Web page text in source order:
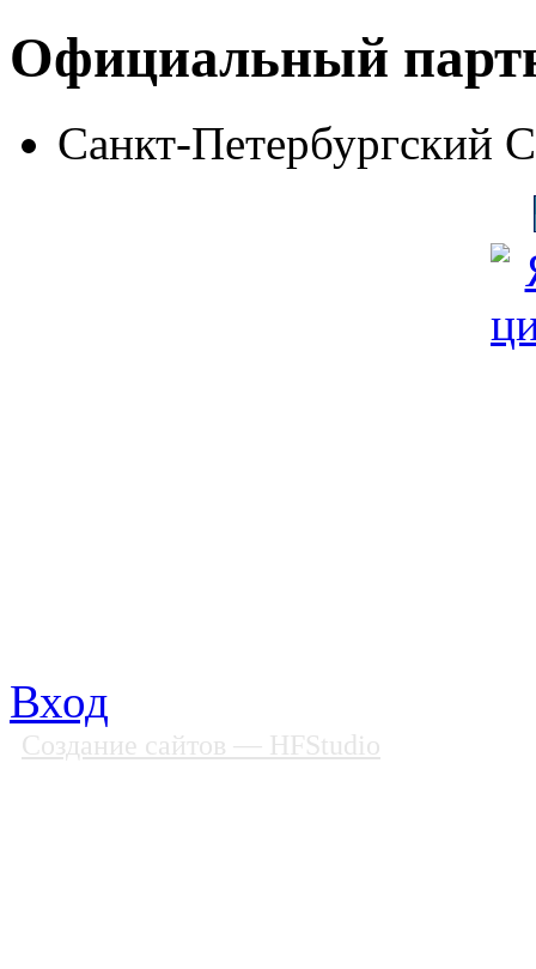
Официальный
Санкт-Петербургский
Вход
Создание сайтов — HFStudio